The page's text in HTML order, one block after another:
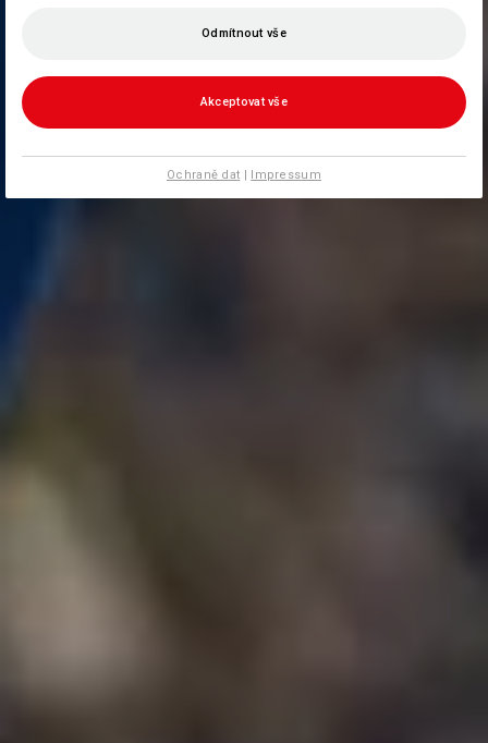
Odmítnout vše
Akceptovat vše
Ochraně dat | Impressum